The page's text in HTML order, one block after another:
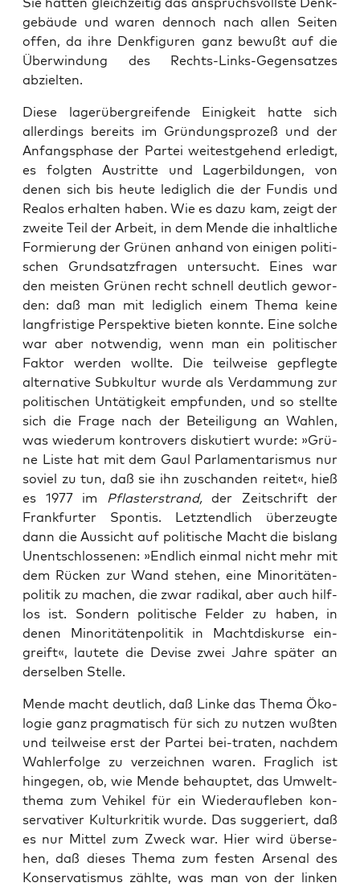
ge­bäu­de und waren den­noch nach allen Sei­ten
offen, da ihre Denk­fi­gu­ren ganz bewußt auf die
Über­win­dung des Rechts-Links-Gegen­sat­zes
abzielten.
Die­se lager­über­grei­fen­de Einig­keit hat­te sich
aller­dings bereits im Grün­dungs­pro­zeß und der
Anfangs­pha­se der Par­tei wei­test­ge­hend erle­digt,
es folg­ten Aus­trit­te und Lager­bil­dun­gen, von
denen sich bis heu­te ledig­lich die der Fun­dis und
Rea­los erhal­ten haben. Wie es dazu kam, zeigt der
zwei­te Teil der Arbeit, in dem Men­de die inhalt­li­che
For­mie­rung der Grü­nen anhand von eini­gen poli­ti­
schen Grund­satz­fra­gen unter­sucht. Eines war
den meis­ten Grü­nen recht schnell deut­lich gewor­
den: daß man mit ledig­lich einem The­ma kei­ne
lang­fris­ti­ge Per­spek­ti­ve bie­ten konn­te. Eine sol­che
war aber not­wen­dig, wenn man ein poli­ti­scher
Fak­tor wer­den woll­te. Die teil­wei­se gepfleg­te
alter­na­ti­ve Sub­kul­tur wur­de als Ver­dam­mung zur
poli­ti­schen Untä­tig­keit emp­fun­den, und so stell­te
sich die Fra­ge nach der Betei­li­gung an Wah­len,
was wie­der­um kon­tro­vers dis­ku­tiert wur­de: »Grü­
ne Lis­te hat mit dem Gaul Par­la­men­ta­ris­mus nur
soviel zu tun, daß sie ihn zuschan­den rei­tet«, hieß
es 1977 im Pflas­ter­strand,der Zeit­schrift der
Frank­fur­ter Spon­tis. Letzt­end­lich über­zeug­te
dann die Aus­sicht auf poli­ti­sche Macht die bis­lang
Unent­schlos­se­nen: »End­lich ein­mal nicht mehr mit
dem Rücken zur Wand ste­hen, eine Mino­ri­tä­ten­
po­li­tik zu machen, die zwar radi­kal, aber auch hilf­
los ist. Son­dern poli­ti­sche Fel­der zu haben, in
denen Mino­ri­tä­ten­po­li­tik in Macht­dis­kur­se ein­
greift«, lau­te­te die Devi­se zwei Jah­re spä­ter an
der­sel­ben Stelle.
Men­de macht deut­lich, daß Lin­ke das The­ma Öko­
lo­gie ganz prag­ma­tisch für sich zu nut­zen wuß­ten
und teil­wei­se erst der Par­tei bei-tra­ten, nach­dem
Wahl­er­fol­ge zu ver­zeich­nen waren. Frag­lich ist
hin­ge­gen, ob, wie Men­de behaup­tet, das Umwelt­
the­ma zum Vehi­kel für ein Wie­der­auf­le­ben kon­
ser­va­ti­ver Kul­tur­kri­tik wur­de. Das sug­ge­riert, daß
es nur Mit­tel zum Zweck war. Hier wird über­se­
hen, daß die­ses The­ma zum fes­ten Arse­nal des
Kon­ser­va­tis­mus zähl­te, was man von der lin­ken